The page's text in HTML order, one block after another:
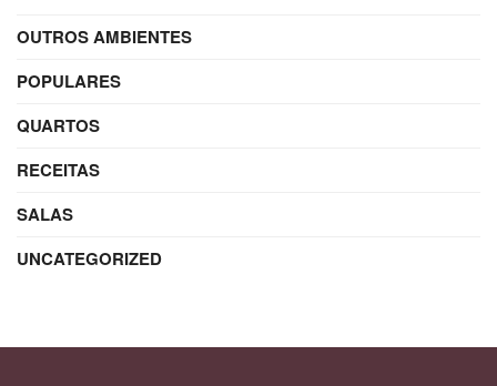
OUTROS AMBIENTES
POPULARES
QUARTOS
RECEITAS
SALAS
UNCATEGORIZED